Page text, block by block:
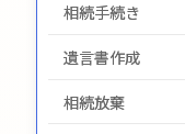
相続手続き
遺言書作成
相続放棄